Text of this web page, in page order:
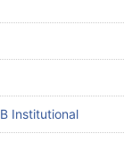
Institutional